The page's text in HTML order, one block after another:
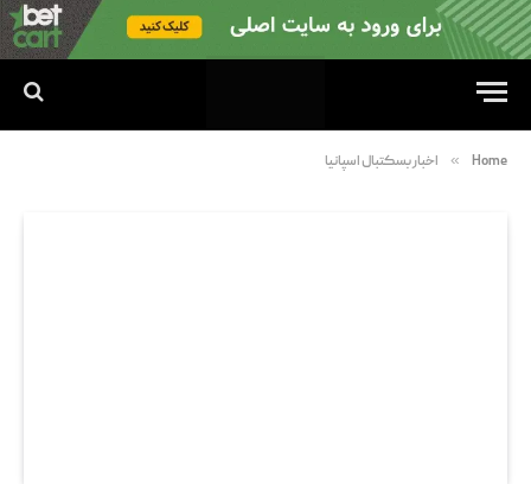
Home
» اخبار بسکتبال اسپانیا